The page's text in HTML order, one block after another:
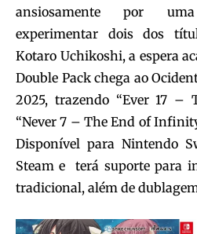
ansiosamente por
experimentar dois dos
Kotaro Uchikoshi, a espera
Double Pack chega ao
2025, trazendo “Ever 17
“Never 7 – The End of
Disponível para Nintendo
Steam e terá suporte para
tradicional, além de